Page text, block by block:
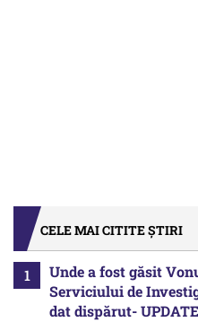
CELE MAI CITITE ȘTIRI
Unde a fost găsit
Serviciului de
dat dispărut- UPDATE